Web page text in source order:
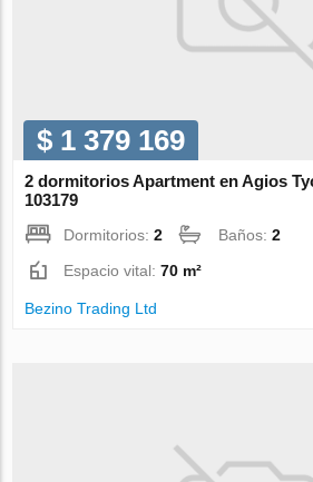
$ 1 379 169
2 dormitorios Apartment en Agios
103179
Dormitorios:2 Baños:2
Espacio vital:70 m²
Bezino Trading Ltd